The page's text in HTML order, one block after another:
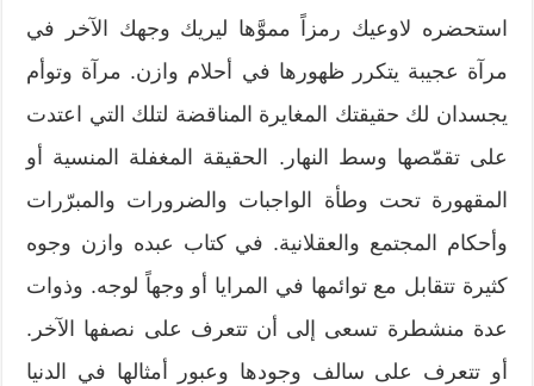
استحضره لاوعيك رمزاً مموَّها ليريك وجهك الآخر في
مرآة عجيبة يتكرر ظهورها في أحلام وازن. مرآة وتوأم
يجسدان لك حقيقتك المغايرة المناقضة لتلك التي اعتدت
على تقمّصها وسط النهار. الحقيقة المغفلة المنسية أو
المقهورة تحت وطأة الواجبات والضرورات والمبرّرات
وأحكام المجتمع والعقلانية. في كتاب عبده وازن وجوه
كثيرة تتقابل مع توائمها في المرايا أو وجهاً لوجه. وذوات
عدة منشطرة تسعى إلى أن تتعرف على نصفها الآخر.
أو تتعرف على سالف وجودها وعبور أمثالها في الدنيا